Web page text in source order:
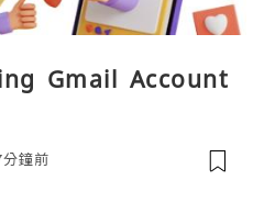
Gmail Account
鐘前